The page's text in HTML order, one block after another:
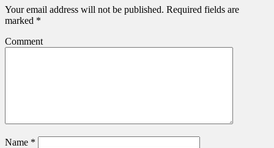
Your email address will not be published. Required fields are
marked *
Comment
Name *